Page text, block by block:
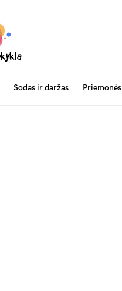
Sodas ir daržas Priemonės